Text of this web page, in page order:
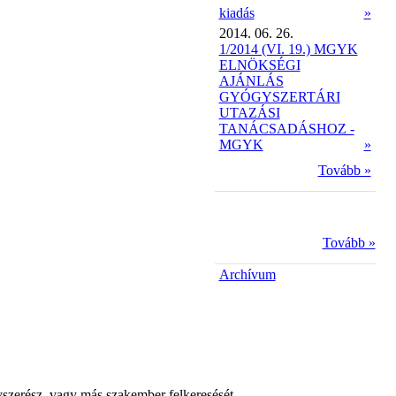
kiadás
»
2014. 06. 26.
1/2014 (VI. 19.) MGYK
ELNÖKSÉGI
AJÁNLÁS
GYÓGYSZERTÁRI
UTAZÁSI
TANÁCSADÁSHOZ -
MGYK
»
Tovább »
Tovább »
Archívum